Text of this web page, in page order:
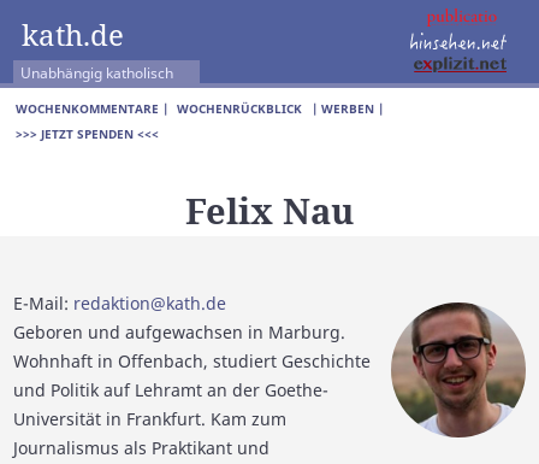
kath.de
Unabhängig katholisch
WOCHENKOMMENTARE | WOCHENRÜCKBLICK
| WERBEN |
>>> JETZT SPENDEN <<<
Felix Nau
E-Mail: redaktion@kath.de
Geboren und aufgewachsen in Marburg.
Wohnhaft in Offenbach, studiert Geschichte
und Politik auf Lehramt an der Goethe-
Universität in Frankfurt. Kam zum
Journalismus als Praktikant und